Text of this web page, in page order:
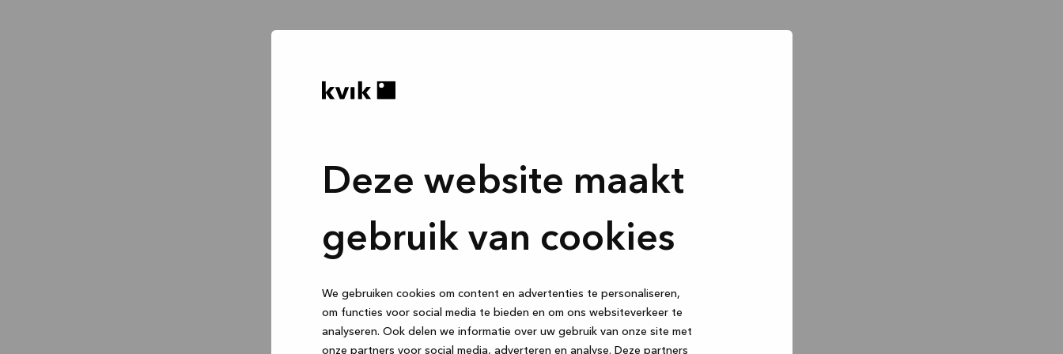
Deze website maakt
gebruik van cookies
We gebruiken cookies om content en advertenties te personaliseren,
om functies voor social media te bieden en om ons websiteverkeer te
analyseren. Ook delen we informatie over uw gebruik van onze site met
onze partners voor social media, adverteren en analyse. Deze partners